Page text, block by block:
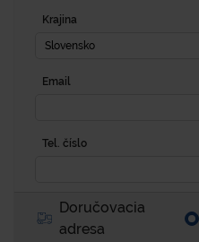
Krajina
Slovensko
Email
Tel. číslo
Doručovacia
adresa